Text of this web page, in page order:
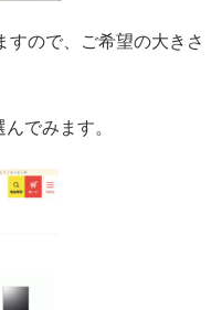
すので、ご希望の大きさ
でみます。